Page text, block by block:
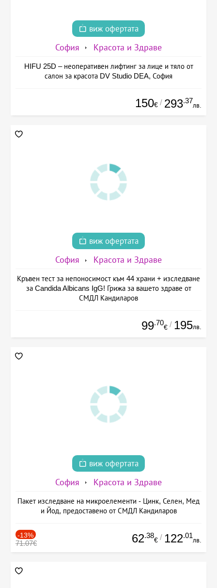
виж офертата
София Красота и Здраве
HIFU 25D – неоперативен лифтинг за лице и тяло от
салон за красота DV Studio DEA, София
150€ / 293.37
лв.
виж офертата
София Красота и Здраве
Кръвен тест за непоносимост към 44 храни + изследване
за Candida Albicans IgG! Грижа за вашето здраве от
СМДЛ Кандиларов
99.70
€ / 195лв.
виж офертата
София Красота и Здраве
Пакет изследване на микроелементи - Цинк, Селен, Мед
и Йод, предоставено от СМДЛ Кандиларов
-13%
71.07€ 62.38
€ / 122.01
лв.